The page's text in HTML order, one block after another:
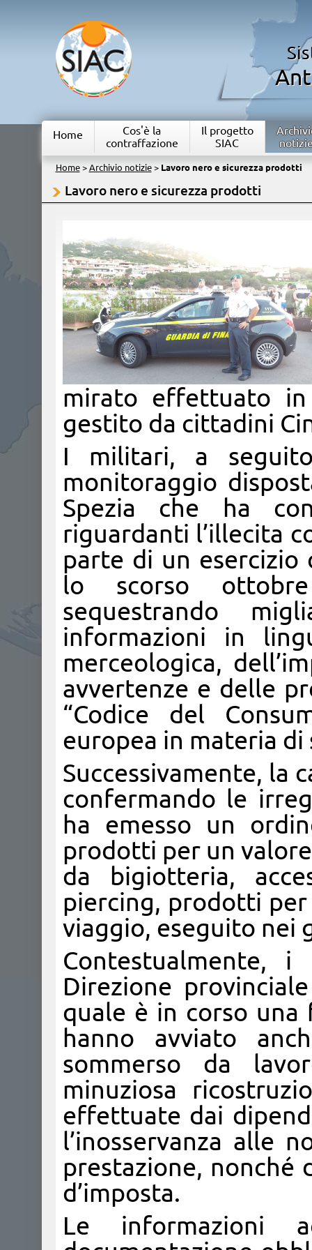
Home
Cos'è la
contraffazione
Il progetto
SIAC
Home> Archivio notizie> Lavoro nero e sicurezza prodotti
Lavoro nero e sicurezza prodotti
mirato effettuato in
gestito da cittadini
I militari, a
monitoraggio
Spezia che ha
riguardanti l’illecita
parte di un esercizio
lo scorso
sequestrando
informazioni in
merceologica,
avvertenze e delle
“Codice del
europea in materia di
Successivamente, la
confermando le
ha emesso un
prodotti per un
da bigiotteria,
piercing, prodotti
viaggio, eseguito nei
Contestualmente,
Direzione
quale è in corso
hanno avviato
sommerso da
minuziosa
effettuate dai
l’inosservanza alle
prestazione,
d’imposta.
Le informazioni